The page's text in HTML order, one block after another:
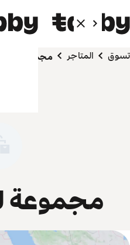
تسوق المتاجر مجموعة ليدي
مجموعة